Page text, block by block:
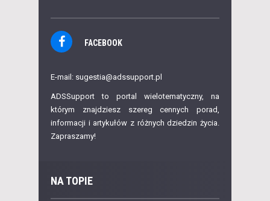
FACEBOOK
E-mail: sugestia@adssupport.pl
ADSSupport to portal wielotematyczny, na
którym znajdziesz szereg cennych porad,
informacji i artykułów z różnych dziedzin życia.
Zapraszamy!
NA TOPIE